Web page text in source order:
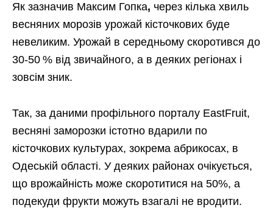
Як зазначив Максим Гопка, через кілька хвиль
весняних морозів урожай кісточкових буде
невеликим. Урожай в середньому скоротився до
30-50 % від звичайного, а в деяких регіонах і
зовсім зник.
Так, за даними профільного порталу EastFruit,
весняні заморозки істотно вдарили по
кісточкових культурах, зокрема абрикосах, в
Одеській області. У деяких районах очікується,
що врожайність може скоротитися на 50%, а
подекуди фрукти можуть взагалі не вродити.